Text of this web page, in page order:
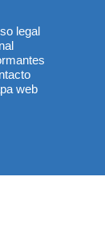
legal
web